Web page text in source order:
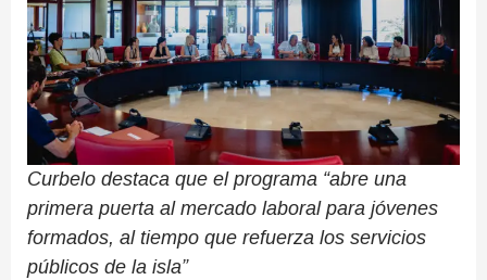
Curbelo destaca que el programa “abre una
primera puerta al mercado laboral para jóvenes
formados, al tiempo que refuerza los servicios
públicos de la isla”